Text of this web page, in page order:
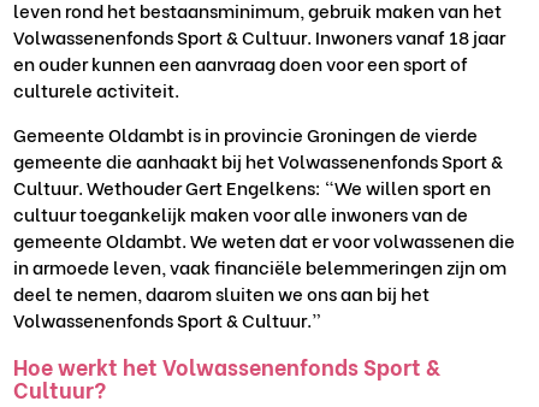
leven rond het bestaansminimum, gebruik maken van het
Volwassenenfonds Sport & Cultuur. Inwoners vanaf 18 jaar
en ouder kunnen een aanvraag doen voor een sport of
culturele activiteit.
Gemeente Oldambt is in provincie Groningen de vierde
gemeente die aanhaakt bij het Volwassenenfonds Sport &
Cultuur. Wethouder Gert Engelkens: “We willen sport en
cultuur toegankelijk maken voor alle inwoners van de
gemeente Oldambt. We weten dat er voor volwassenen die
in armoede leven, vaak financiële belemmeringen zijn om
deel te nemen, daarom sluiten we ons aan bij het
Volwassenenfonds Sport & Cultuur.”
Hoe werkt het Volwassenenfonds Sport &
Cultuur?